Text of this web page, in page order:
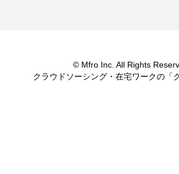
© Mfro Inc. All Rights
クラウドソーシング・在宅ワークの「